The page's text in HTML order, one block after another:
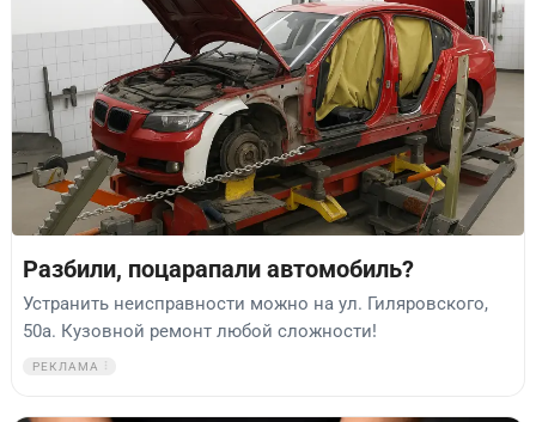
Разбили, поцарапали автомобиль?
Устранить неисправности можно на ул. Гиляровского,
50а. Кузовной ремонт любой сложности!
РЕКЛАМА